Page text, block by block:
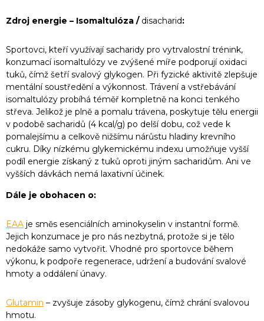
Zdroj energie – Isomaltulóza / disacharid:
Sportovci, kteří využívají sacharidy pro vytrvalostní trénink,
konzumací isomaltulózy ve zvýšené míře podporují oxidaci
tuků, čímž šetří svalový glykogen. Při fyzické aktivitě zlepšuje
mentální soustředění a výkonnost. Trávení a vstřebávání
isomaltulózy probíhá téměř kompletně na konci tenkého
střeva. Jelikož je plně a pomalu trávena, poskytuje tělu energii
v podobě sacharidů (4 kcal/g) po delší dobu, což vede k
pomalejšímu a celkově nižšímu nárůstu hladiny krevního
cukru. Díky nízkému glykemickému indexu umožňuje vyšší
podíl energie získaný z tuků oproti jiným sacharidům. Ani ve
vyšších dávkách nemá laxativní účinek.
Dále je obohacen o:
EAA je směs esenciálních aminokyselin v instantní formě.
Jejich konzumace je pro nás nezbytná, protože si je tělo
nedokáže samo vytvořit. Vhodné pro sportovce během
výkonu, k podpoře regenerace, udržení a budování svalové
hmoty a oddálení únavy.
Glutamin – zvyšuje zásoby glykogenu, čímž chrání svalovou
hmotu.